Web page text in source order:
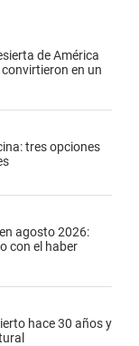
de América
en un
tres opciones
agosto 2026:
con el haber
hace 30 años y